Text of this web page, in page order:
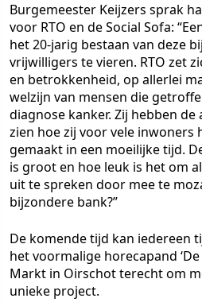
Burgemeester Keijzers sprak
voor RTO en de Social Sofa:
het 20-jarig bestaan van deze
vrijwilligers te vieren. RTO zet
en betrokkenheid, op allerlei
welzijn van mensen die
diagnose kanker. Zij hebben
zien hoe zij voor vele inwoners
gemaakt in een moeilijke tijd.
is groot en hoe leuk is het om
uit te spreken door mee te
bijzondere bank?”
De komende tijd kan iedereen
het voormalige horecapand
Markt in Oirschot terecht om
unieke project.